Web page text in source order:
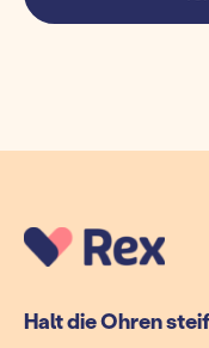
Halt die Ohren